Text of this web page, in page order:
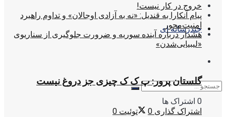
چندرسانه ای
خروج در کار نیست!
پیام آنکارا به قندیل: «نه به آزادی اوجالان» و تداوم راهبرد
امنیت‌محور
هشدار درباره آینده سوریه و ضرورت جلوگیری از سناریوی
«لیبیایی‌شدن»
گلستان پرور: پ ک ک چیزی جز دروغ نیست
0 اشتراک ها
اشتراک گذاری 0 توئیت 0